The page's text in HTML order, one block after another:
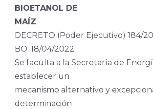
BIOETANOL DE
MAÍZ
DECRETO (Poder Ejecutivo) 184/
BO: 18/04/2022
Se faculta a la Secretaría de
establecer un
mecanismo alternativo y
determinación